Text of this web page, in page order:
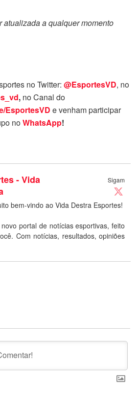
atualizada a qualquer momento
no Twitter: @EsportesVD, no
, no Canal do
EsportesVD e venham participar
noWhatsApp!
Sigam
- Vida
bem-vindo ao Vida Destra Esportes!
portal de notícias esportivas, feito
Com notícias, resultados, opiniões